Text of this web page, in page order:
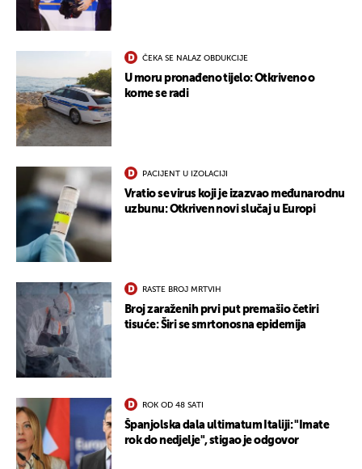
ČEKA SE NALAZ OBDUKCIJE
U moru pronađeno tijelo: Otkriveno o
kome se radi
PACIJENT U IZOLACIJI
Vratio se virus koji je izazvao međunarodnu
uzbunu: Otkriven novi slučaj u Europi
RASTE BROJ MRTVIH
Broj zaraženih prvi put premašio četiri
tisuće: Širi se smrtonosna epidemija
ROK OD 48 SATI
Španjolska dala ultimatum Italiji: "Imate
rok do nedjelje", stigao je odgovor
UKLJUČITE NOTIFIKACIJE